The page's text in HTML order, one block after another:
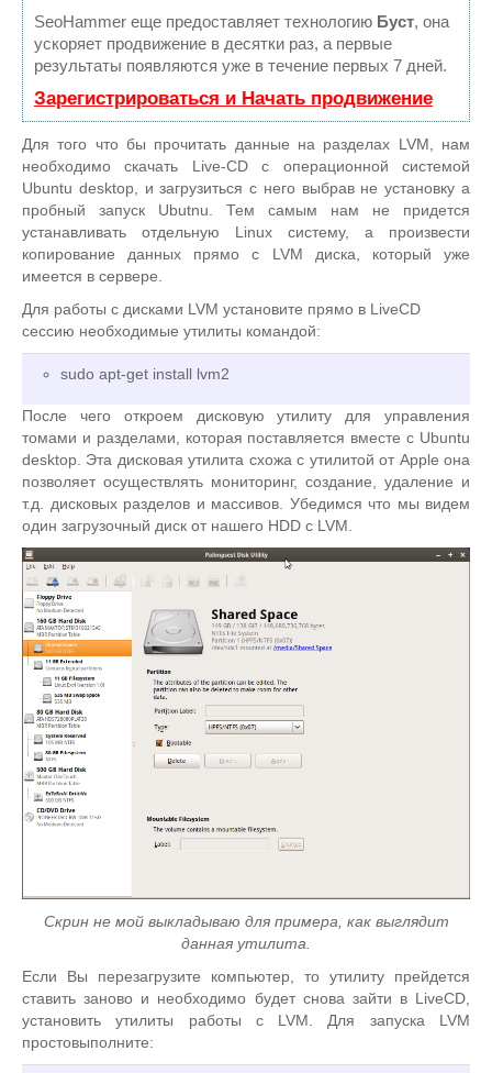
SeoHammer еще предоставляет технологию Буст, она
ускоряет продвижение в десятки раз, а первые
результаты появляются уже в течение первых 7 дней.
Зарегистрироваться и Начать продвижение
Для того что бы прочитать данные на разделах LVM, нам
необходимо скачать Live-CD с операционной системой
Ubuntu desktop, и загрузиться с него выбрав не установку а
пробный запуск Ubutnu. Тем самым нам не придется
устанавливать отдельную Linux систему, а произвести
копирование данных прямо с LVM диска, который уже
имеется в сервере.
Для работы с дисками LVM установите прямо в LiveCD
сессию необходимые утилиты командой:
sudo apt-get install lvm2
После чего откроем дисковую утилиту для управления
томами и разделами, которая поставляется вместе с Ubuntu
desktop. Эта дисковая утилита схожа с утилитой от Apple она
позволяет осуществлять мониторинг, создание, удаление и
т.д. дисковых разделов и массивов. Убедимся что мы видем
один загрузочный диск от нашего HDD c LVM.
Скрин не мой выкладываю для примера, как выглядит
данная утилита.
Если Вы перезагрузите компьютер, то утилиту прейдется
ставить заново и необходимо будет снова зайти в LiveCD,
установить утилиты работы с LVM. Для запуска LVM
простовыполните: